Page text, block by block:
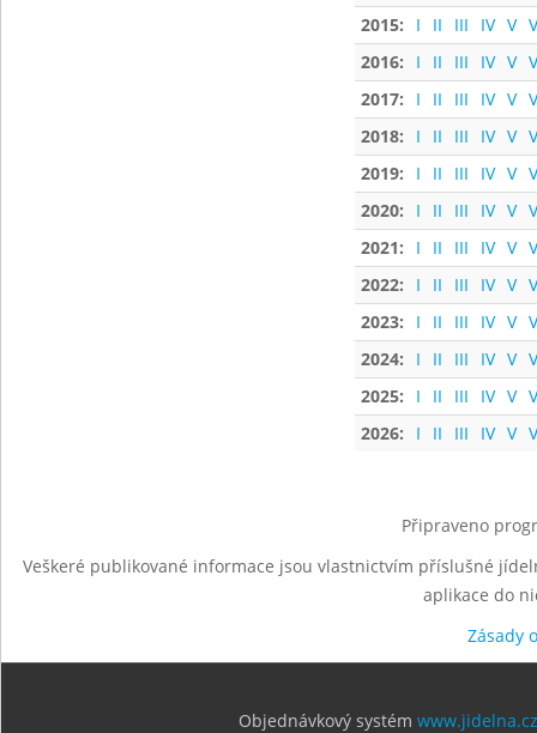
2015:
I II III IV V
2016:
I II III IV V
2017:
I II III IV V
2018:
I II III IV V
2019:
I II III IV V
2020:
I II III IV V
2021:
I II III IV V
2022:
I II III IV V
2023:
I II III IV V
2024:
I II III IV V
2025:
I II III IV V
2026:
I II III IV V
Připraveno
Veškeré publikované informace jsou vlastnictvím příslušné
aplikace do
Zásady
Objednávkový systém www.jidelna.cz